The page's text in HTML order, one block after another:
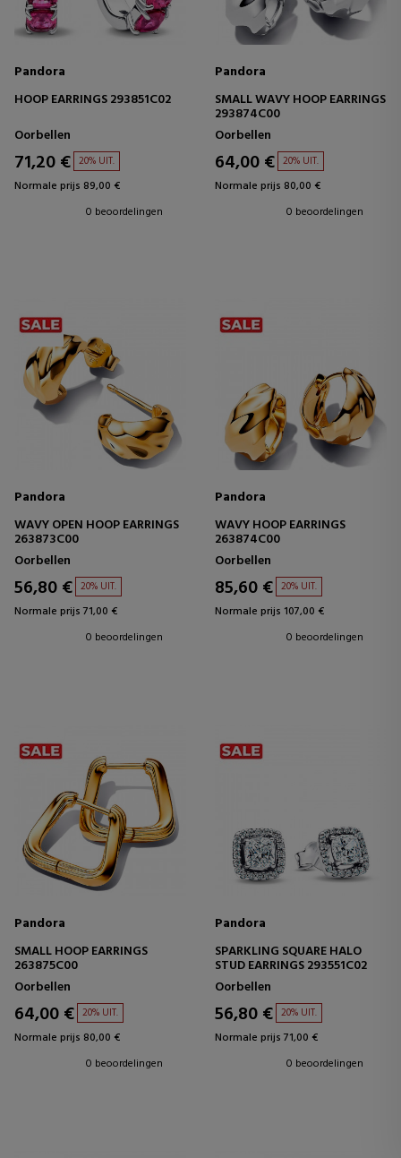
Pandora
HOOP EARRINGS 293851C02
Oorbellen
71,20 € 20% UIT.
Normale prijs 89,00 €
0 beoordelingen
Pandora
SMALL WAVY HOOP EARRINGS
293874C00
Oorbellen
64,00 € 20% UIT.
Normale prijs 80,00 €
0 beoordelingen
Pandora
WAVY OPEN HOOP EARRINGS
263873C00
Oorbellen
56,80 € 20% UIT.
Normale prijs 71,00 €
0 beoordelingen
Pandora
WAVY HOOP EARRINGS
263874C00
Oorbellen
85,60 € 20% UIT.
Normale prijs 107,00 €
0 beoordelingen
Pandora
SMALL HOOP EARRINGS
263875C00
Oorbellen
64,00 € 20% UIT.
Normale prijs 80,00 €
0 beoordelingen
Pandora
SPARKLING SQUARE HALO
STUD EARRINGS 293551C02
Oorbellen
56,80 € 20% UIT.
Normale prijs 71,00 €
0 beoordelingen